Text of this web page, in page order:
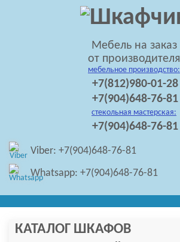
Мебель на заказ
от производителя
мебельное производство:
+7(812)980-01-28
+7(904)648-76-81
стекольная мастерская:
+7(904)648-76-81
Viber: +7(904)648-76-81
Whatsapp: +7(904)648-76-81
КАТАЛОГ ШКАФОВ